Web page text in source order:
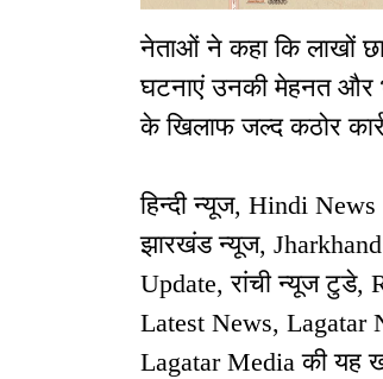
नेताओं ने कहा कि लाखों
घटनाएं उनकी मेहनत और
के खिलाफ जल्द कठोर
हिन्दी न्यूज, Hindi
झारखंड न्यूज,
Update, रांची न्यूज
Latest News, Lagatar
Lagatar Media की यह